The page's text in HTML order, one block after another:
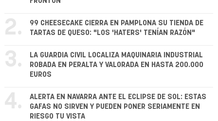
2.
99 CHEESECAKE CIERRA EN PAMPLONA SU TIENDA DE
TARTAS DE QUESO: "LOS 'HATERS' TENÍAN RAZÓN"
3.
LA GUARDIA CIVIL LOCALIZA MAQUINARIA INDUSTRIAL
ROBADA EN PERALTA Y VALORADA EN HASTA 200.000
EUROS
4.
ALERTA EN NAVARRA ANTE EL ECLIPSE DE SOL: ESTAS
GAFAS NO SIRVEN Y PUEDEN PONER SERIAMENTE EN
RIESGO TU VISTA